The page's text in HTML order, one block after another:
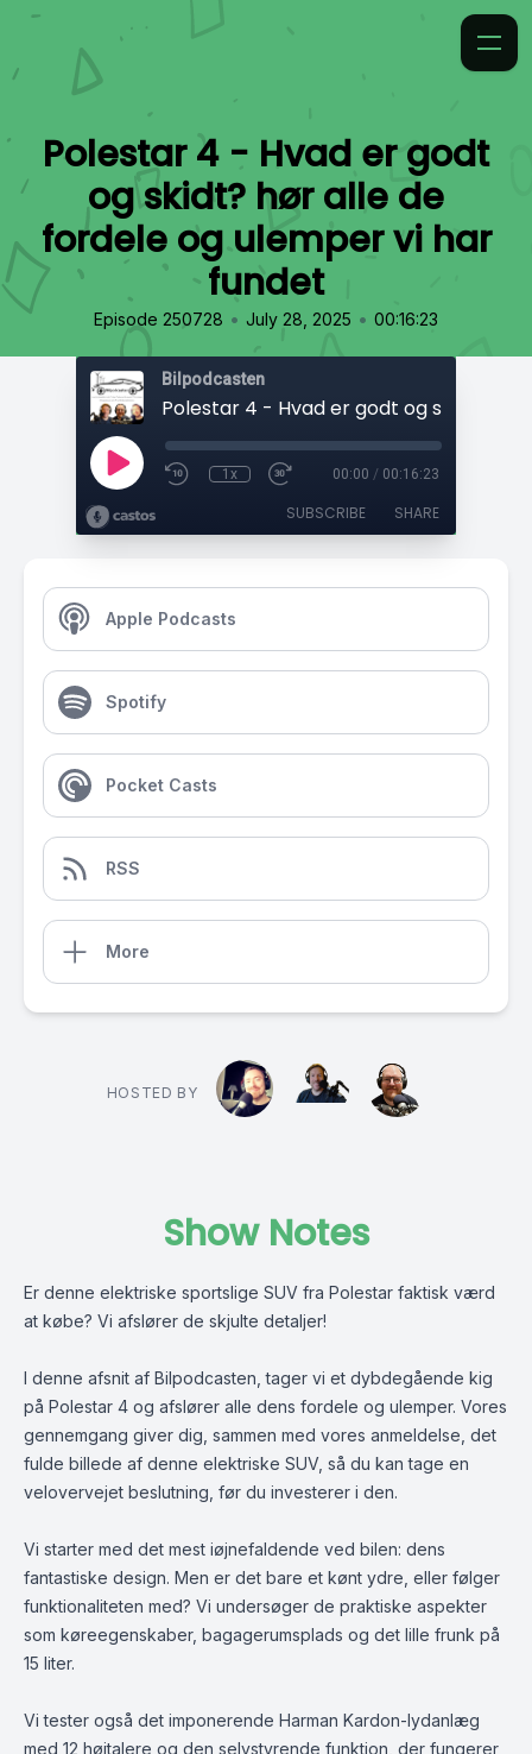
Polestar 4 - Hvad er godt
og skidt? hør alle de
fordele og ulemper vi har
fundet
Episode 250728 • July 28, 2025 • 00:16:23
Bilpodcasten
1x 00:00 / 00:16:23
SUBSCRIBE SHARE
Apple Podcasts
Spotify
Pocket Casts
RSS
More
HOSTED BY
Show Notes
Er denne elektriske sportslige SUV fra Polestar faktisk værd
at købe? Vi afslører de skjulte detaljer!
I denne afsnit af Bilpodcasten, tager vi et dybdegående kig
på Polestar 4 og afslører alle dens fordele og ulemper. Vores
gennemgang giver dig, sammen med vores anmeldelse , det
fulde billede af denne elektriske SUV, så du kan tage en
velovervejet beslutning, før du investerer i den.
Vi starter med det mest iøjnefaldende ved bilen: dens
fantastiske design. Men er det bare et kønt ydre, eller følger
funktionaliteten med? Vi undersøger de praktiske aspekter
som køreegenskaber, bagagerumsplads og det lille frunk på
15 liter.
Vi tester også det imponerende Harman Kardon-lydanlæg
med 12 højtalere og den selvstyrende funktion, der fungerer